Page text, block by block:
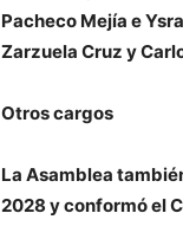
Pacheco Mejía e
Zarzuela Cruz y
Otros cargos
La Asamblea
2028 y conformó el